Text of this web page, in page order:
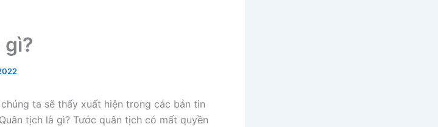
ta sẽ thấy xuất hiện trong các bản tin
tịch là gì? Tước quân tịch có mất quyền